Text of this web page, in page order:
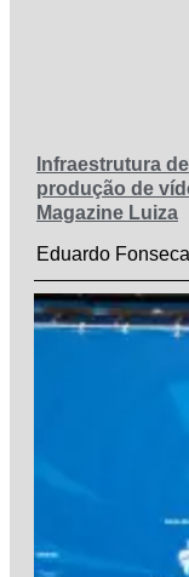
Infraestrutura
produção de
Magazine Luiza
Eduardo Fonseca